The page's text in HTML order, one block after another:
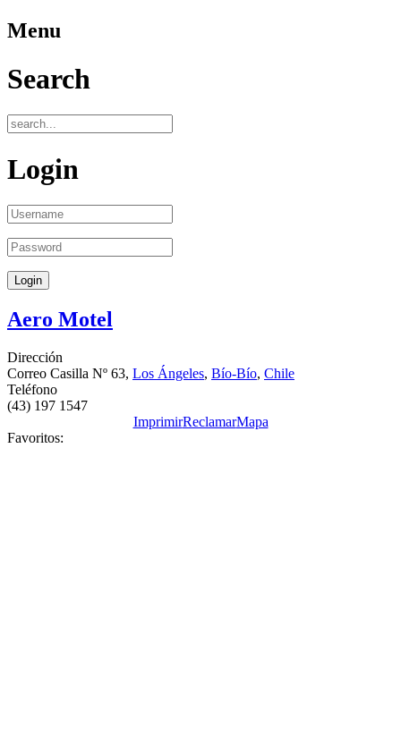
Menu
Search
Login
Aero Motel
Dirección
Correo Casilla Nº 63, Los Ángeles, Bío-Bío, Chile
Teléfono
(43) 197 1547
ImprimirReclamarMapa
Favoritos: